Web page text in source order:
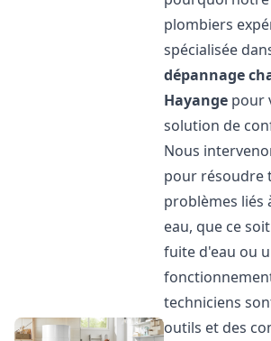
plombiers
spécialisée
dépannage
Hayange pour
solution de
Nous
pour résoudre
problèmes liés
eau, que ce
fuite d'eau ou
techniciens
outils et des